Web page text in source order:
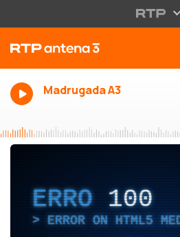
Madrugada A3
ERRO 100
ERROR ON HTML5